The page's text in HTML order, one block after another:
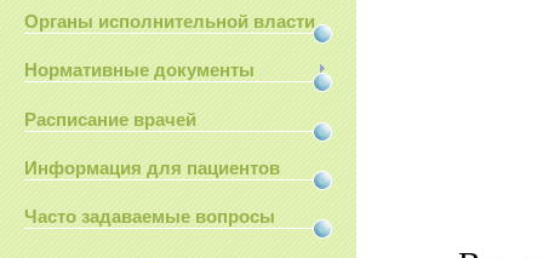
Органы исполнительной власти
Нормативные документы
Расписание врачей
Информация для пациентов
Часто задаваемые вопросы